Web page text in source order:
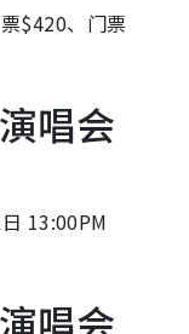
$420、门票
唱会
13:00PM
唱会